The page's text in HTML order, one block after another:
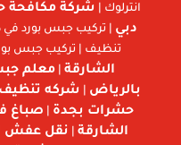
انترلوك |
شركة مكافحة
دبي | تركيب جبس بورد في
تنظيف | تركيب جبس
الشارقة |معلم
بالرياض
شركه تنظيف
حشرات بجدة
صباغ
الشارقة
نقل عفش